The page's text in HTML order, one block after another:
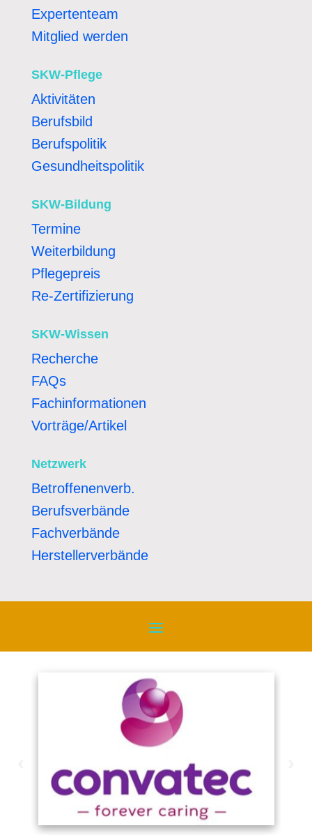
Expertenteam
Mitglied werden
SKW-Pflege
Aktivitäten
Berufsbild
Berufspolitik
Gesundheitspolitik
SKW-Bildung
Termine
Weiterbildung
Pflegepreis
Re-Zertifizierung
SKW-Wissen
Recherche
FAQs
Fachinformationen
Vorträge/Artikel
Netzwerk
Betroffenenverb.
Berufsverbände
Fachverbände
Herstellerverbände